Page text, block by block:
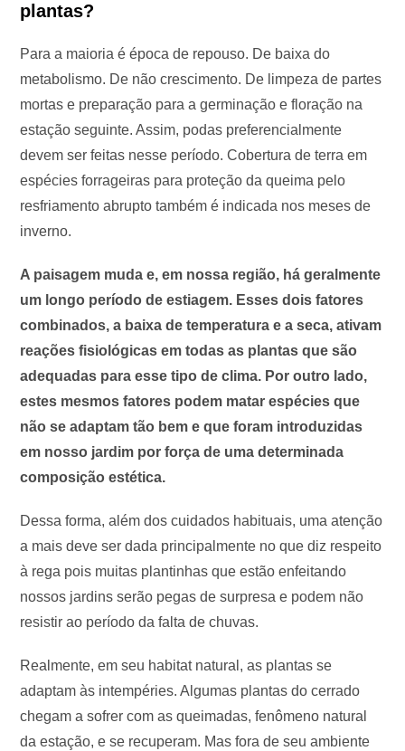
plantas?
Para a maioria é época de repouso. De baixa do
metabolismo. De não crescimento. De limpeza de partes
mortas e preparação para a germinação e floração na
estação seguinte. Assim, podas preferencialmente
devem ser feitas nesse período. Cobertura de terra em
espécies forrageiras para proteção da queima pelo
resfriamento abrupto também é indicada nos meses de
inverno.
A paisagem muda e, em nossa região, há geralmente
um longo período de estiagem. Esses dois fatores
combinados, a baixa de temperatura e a seca, ativam
reações fisiológicas em todas as plantas que são
adequadas para esse tipo de clima. Por outro lado,
estes mesmos fatores podem matar espécies que
não se adaptam tão bem e que foram introduzidas
em nosso jardim por força de uma determinada
composição estética.
Dessa forma, além dos cuidados habituais, uma atenção
a mais deve ser dada principalmente no que diz respeito
à rega pois muitas plantinhas que estão enfeitando
nossos jardins serão pegas de surpresa e podem não
resistir ao período da falta de chuvas.
Realmente, em seu habitat natural, as plantas se
adaptam às intempéries. Algumas plantas do cerrado
chegam a sofrer com as queimadas, fenômeno natural
da estação, e se recuperam. Mas fora de seu ambiente